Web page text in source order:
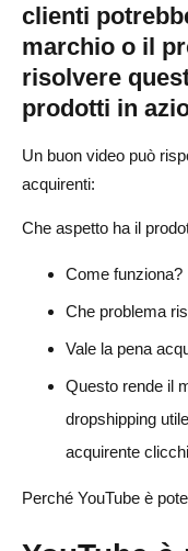
Metriche di
dropshipping
Metriche di YouTube
Metriche a livello di
Errori comuni di
Promozione di
Realizzare Video
Ignorare la SEO di
clienti
marchio o il
risolvere
prodotti in
Un buon video può
acquirenti:
Che aspetto ha il
Come funziona?
Che problema
Vale la pena
Questo rende il
dropshipping
acquirente
Perché YouTube è